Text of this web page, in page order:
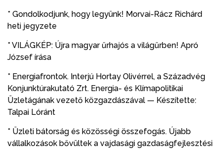
* Gondolkodjunk, hogy legyünk! Morvai-Rácz Richárd
heti jegyzete
* VILÁGKÉP: Újra magyar űrhajós a világűrben! Apró
József írása
* Energiafrontok. Interjú Hortay Olivérrel, a Századvég
Konjunktúrakutató Zrt. Energia- és Klímapolitikai
Üzletágának vezető közgazdászával — Készítette:
Talpai Lóránt
* Üzleti bátorság és közösségi összefogás. Újabb
vállalkozások bővültek a vajdasági gazdaságfejlesztési